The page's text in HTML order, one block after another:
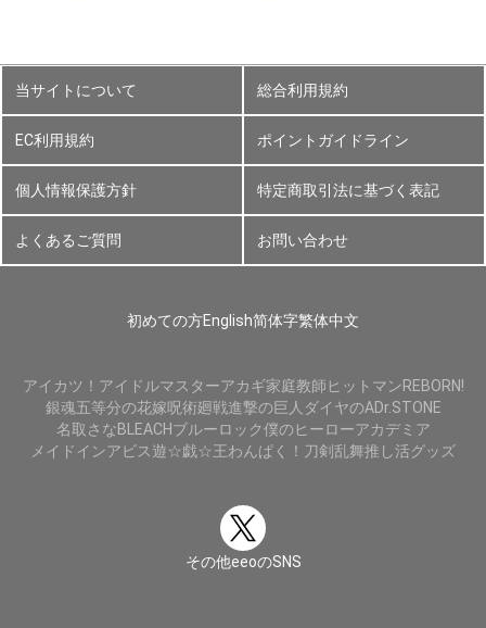
当サイトについて 総合利用規約
EC利用規約 ポイントガイドライン
個人情報保護方針 特定商取引法に基づく表記
よくあるご質問 お問い合わせ
初めての方English简体字繁体中文
アイカツ！ アイドルマスターアカギ家庭教師ヒットマンREBORN!
銀魂五等分の花嫁呪術廻戦進撃の巨人 ダイヤのADr.STONE
名取さなBLEACHブルーロック僕のヒーローアカデミア
メイドインアビス遊☆戯☆王わんぱく！刀剣乱舞推し活グッズ
その他eeoのSNS